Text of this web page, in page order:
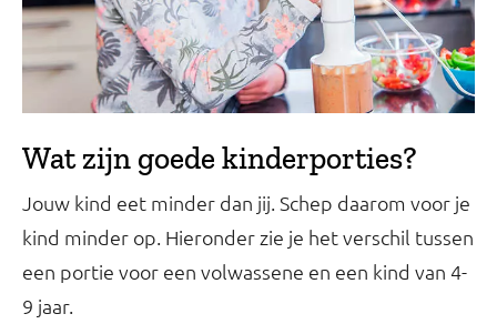
Wat zijn goede kinderporties?
Jouw kind eet minder dan jij. Schep daarom voor je
kind minder op. Hieronder zie je het verschil tussen
een portie voor een volwassene en een kind van 4-
9 jaar.